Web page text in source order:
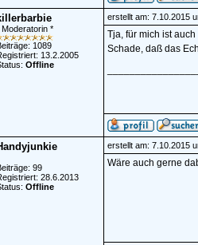
Moderatorin *
1089
13.2.2005
Offline
erstellt am: 7.10.2015
Tja, für mich ist
Schade, daß das
99
28.6.2013
Offline
erstellt am: 7.10.2015
Wäre auch gerne